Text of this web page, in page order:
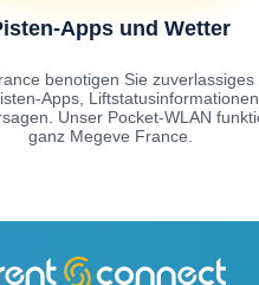
Apps und Wetter
benotigen Sie
Apps,
Unser Pocket-WLAN
ganz Megeve France.